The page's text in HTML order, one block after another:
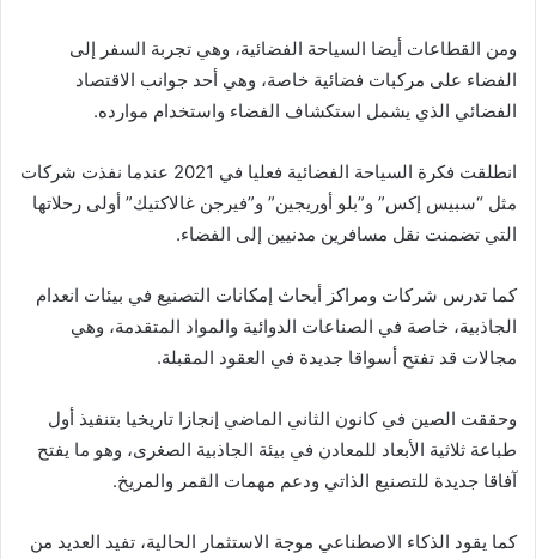
ومن القطاعات أيضا السياحة الفضائية، وهي تجربة السفر إلى
الفضاء على مركبات فضائية خاصة، وهي أحد جوانب الاقتصاد
الفضائي الذي يشمل استكشاف الفضاء واستخدام موارده.
انطلقت فكرة السياحة الفضائية فعليا في 2021 عندما نفذت شركات
مثل “سبيس إكس” و”بلو أوريجين” و”فيرجن غالاكتيك” أولى رحلاتها
التي تضمنت نقل مسافرين مدنيين إلى الفضاء.
كما تدرس شركات ومراكز أبحاث إمكانات التصنيع في بيئات انعدام
الجاذبية، خاصة في الصناعات الدوائية والمواد المتقدمة، وهي
مجالات قد تفتح أسواقا جديدة في العقود المقبلة.
وحققت الصين في كانون الثاني الماضي إنجازا تاريخيا بتنفيذ أول
طباعة ثلاثية الأبعاد للمعادن في بيئة الجاذبية الصغرى، وهو ما يفتح
آفاقا جديدة للتصنيع الذاتي ودعم مهمات القمر والمريخ.
كما يقود الذكاء الاصطناعي موجة الاستثمار الحالية، تفيد العديد من